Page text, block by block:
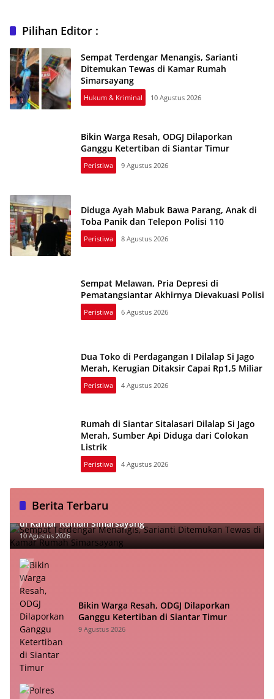
Pilihan Editor :
Sempat Terdengar Menangis, Sarianti
Ditemukan Tewas di Kamar Rumah
Simarsayang
Hukum & Kriminal 10 Agustus 2026
Bikin Warga Resah, ODGJ Dilaporkan
Ganggu Ketertiban di Siantar Timur
Peristiwa 9 Agustus 2026
Diduga Ayah Mabuk Bawa Parang, Anak di
Toba Panik dan Telepon Polisi 110
Peristiwa 8 Agustus 2026
Sempat Melawan, Pria Depresi di
Pematangsiantar Akhirnya Dievakuasi Polisi
Peristiwa 6 Agustus 2026
Dua Toko di Perdagangan I Dilalap Si Jago
Merah, Kerugian Ditaksir Capai Rp1,5 Miliar
Peristiwa 4 Agustus 2026
Rumah di Siantar Sitalasari Dilalap Si Jago
Merah, Sumber Api Diduga dari Colokan
Listrik
Peristiwa 4 Agustus 2026
Berita Terbaru
Sempat Terdengar Menangis, Sarianti Ditemukan Tewas
di Kamar Rumah Simarsayang
10 Agustus 2026
Bikin Warga Resah, ODGJ Dilaporkan
Ganggu Ketertiban di Siantar Timur
9 Agustus 2026